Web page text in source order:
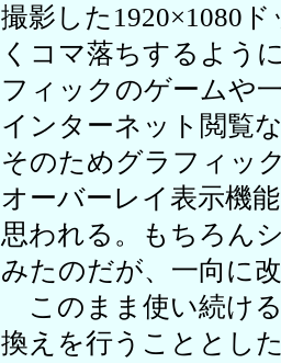
撮影した1920×1080
くコマ落ちするよう
フィックのゲームや
インターネット閲覧
そのためグラフィッ
オーバーレイ表示機
思われる。もちろん
みたのだが、一向に
このまま使い続け
換えを行うこととし